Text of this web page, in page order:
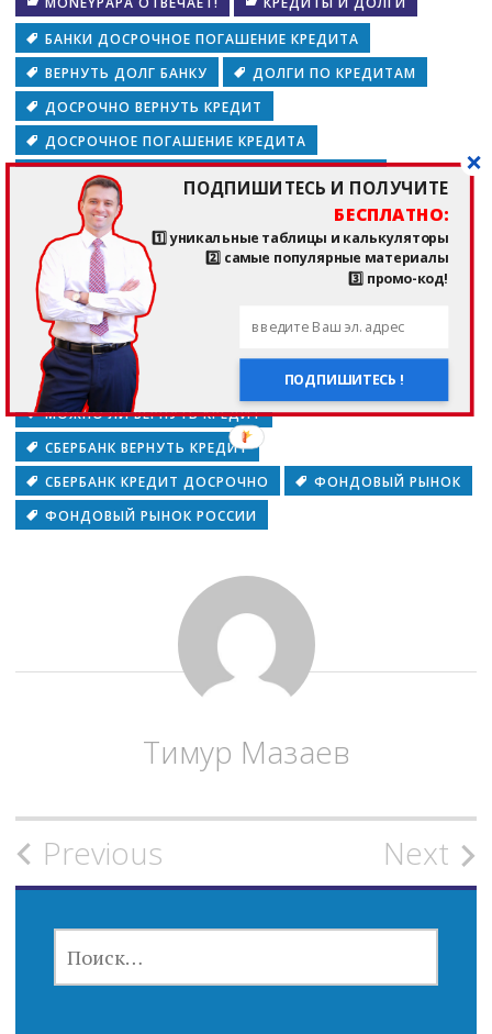
БАНКИ ДОСРОЧНОЕ ПОГАШЕНИЕ КРЕДИТА
ВЕРНУТЬ ДОЛГ БАНКУ
ДОЛГИ ПО КРЕДИТАМ
ДОСРОЧНО ВЕРНУТЬ КРЕДИТ
ДОСРОЧНОЕ ПОГАШЕНИЕ КРЕДИТА
ДОСРОЧНОЕ ПОГАШЕНИЕ КРЕДИТА ВЕРНУТЬ
ДОСРОЧНЫЕ КРЕДИТЫ БАНКА
ДОСРОЧНЫЙ ВОЗВРАТ КРЕДИТА
ДОСРОЧНЫЙ ПЛАТЕЖ КРЕДИТА
КАК ВЕРНУТЬ ДОЛГ
КАК ПОГАСИТЬ КРЕДИТ ДОСРОЧНО
КАЛЬКУЛЯТОР ДОСРОЧНОГО ПОГАШЕНИЯ КРЕДИТА
МОЖНО ЛИ ВЕРНУТЬ КРЕДИТ
СБЕРБАНК ВЕРНУТЬ КРЕДИТ
СБЕРБАНК КРЕДИТ ДОСРОЧНО
ФОНДОВЫЙ РЫНОК
ФОНДОВЫЙ РЫНОК РОССИИ
Тимур Мазаев
Post
navigation
Previous Next
ПОДПИШИТЕСЬ !
ПОДПИШИТЕСЬ И ПОЛУЧИТЕ
БЕСПЛАТНО:
1️⃣ уникальные таблицы и калькуляторы
2️⃣ самые популярные материалы
3️⃣ промо-код!